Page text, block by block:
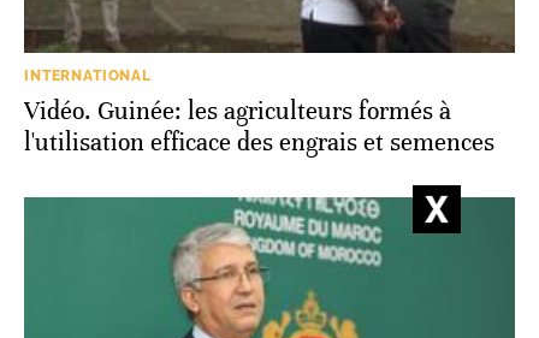
INTERNATIONAL
Vidéo. Guinée: les agriculteurs formés à
l'utilisation efficace des engrais et semences